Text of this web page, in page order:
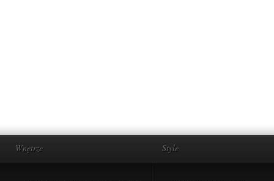
Wnętrze Style